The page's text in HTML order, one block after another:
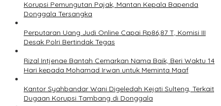
Korupsi Pemungutan Pajak, Mantan Kepala Bapenda
Donggala Tersangka
Perputaran Uang Judi Online Capai Rp86,87 T, Komisi III
Desak Polri Bertindak Tegas
Rizal Intjenae Bantah Cemarkan Nama Baik, Beri Waktu 14
Hari kepada Mohamad Irwan untuk Meminta Maaf
Kantor Syahbandar Wani Digeledah Kejati Sulteng, Terkait
Dugaan Korupsi Tambang di Donggala